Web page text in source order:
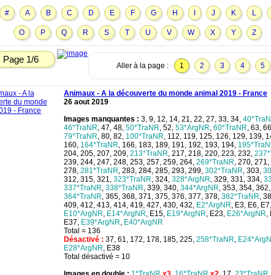
# A B C D E F G H J K L
O P Q R S T U V W X Y Z
Page 1/6
Aller à la page : 1 2 3 4 5
Animaux - A la découverte du monde animal 2019 - France
26 aout 2019
Images manquantes : 3, 9, 12, 14, 21, 22, 27, 33, 34,
46*TraNR, 47, 48, 50*TraNR, 52, 53*ArgNR, 60*TraNR, 63,
79*TraNR, 80, 82, 100*TraNR, 112, 119, 125, 126, 129, 139,
160, 164*TraNR, 166, 183, 189, 191, 192, 193, 194,
204, 205, 207, 209, 213*TraNR, 217, 218, 220, 223, 232,
239, 244, 247, 248, 253, 257, 259, 264, 269*TraNR, 270,
278, 281*TraNR, 283, 284, 285, 293, 299, 302*TraNR, 303,
312, 315, 321, 323*TraNR, 324, 328*ArgNR, 329, 331, 334,
337*TraNR, 338*TraNR, 339, 340, 344*ArgNR, 353, 354,
364*TraNR, 365, 368, 371, 375, 376, 377, 378, 382*TraNR,
409, 412, 413, 414, 419, 427, 430, 432, E2*ArgNR, E3, E6, E7,
E10*ArgNR, E14*ArgNR, E15, E19*ArgNR, E23, E26*ArgNR,
E37, E39*ArgNR, E40*ArgNR
Total = 136
Désactivé : 37, 61, 172, 178, 185, 225, 258*TraNR,
E28*ArgNR, E38
Total désactivé = 10